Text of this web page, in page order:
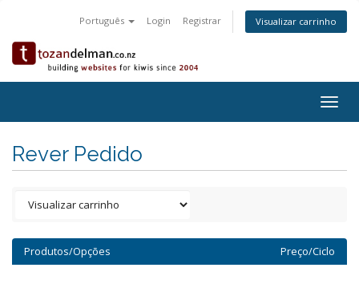
Português Login Registrar Visualizar carrinho
Rever Pedido
Produtos/Opções Preço/Ciclo